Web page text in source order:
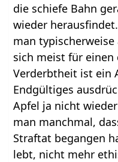
die schiefe Bahn
wieder
man
sich meist für einen
Verderbtheit ist ein
Endgültiges
Apfel ja nicht
man manchmal,
Straftat begangen
lebt, nicht mehr